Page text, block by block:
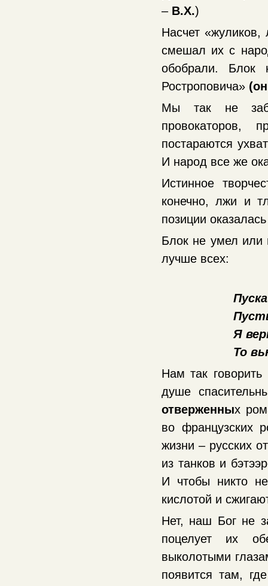
– В.Х.)
Насчет
смешал их с
обобрали. Блок
Ростроповича»
Мы так не
провокаторов,
постараются
И народ все же
Истинное
конечно, лжи и
позиции
Блок не умел или
лучше всех:
Я
То
Нам так
душе
отверженных
во французских
жизни – русских
из танков и
И чтобы никто
кислотой и
Нет, наш Бог не
поцелует их
выколотыми
появится там,